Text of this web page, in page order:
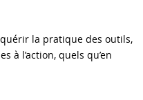
la pratique des outils,
à l’action, quels qu’en